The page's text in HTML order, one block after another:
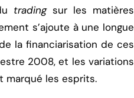
tradingsur les matières
s’ajoute à une longue
la financiarisation de ces
2008, et les variations
marqué les esprits.